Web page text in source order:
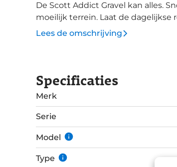
De Scott Addict Gravel kan alles.
moeilijk terrein. Laat de dagelijkse
45mm bandenruimte in
monteren voor langere
hebben gewoonweg minder
buitenomstandigheden. Deze Addict Gravel 10 schakelt met de elektronische SRAM Force
eTap AXS groepset. De opbouw
gewicht laag en de efficiëntie
Lees de omschrijving
Specificaties
Merk
Serie
Model
Type